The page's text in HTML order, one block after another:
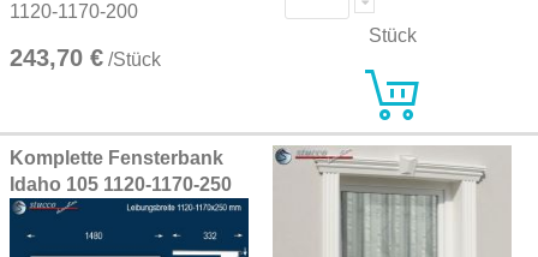
1120-1170-200
243,70 € /Stück
Stück
Komplette Fensterbank
Idaho 105 1120-1170-250